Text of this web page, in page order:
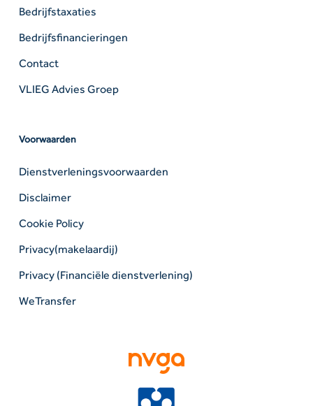
Bedrijfstaxaties
Bedrijfsfinancieringen
Contact
VLIEG Advies Groep
Voorwaarden
Dienstverleningsvoorwaarden
Disclaimer
Cookie Policy
Privacy(makelaardij)
Privacy (Financiële dienstverlening)
WeTransfer